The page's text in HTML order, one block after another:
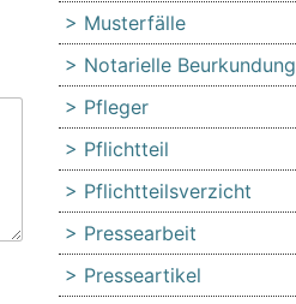
Musterfälle
Notarielle Beurkundung
Pfleger
Pflichtteil
Pflichtteilsverzicht
Pressearbeit
Presseartikel